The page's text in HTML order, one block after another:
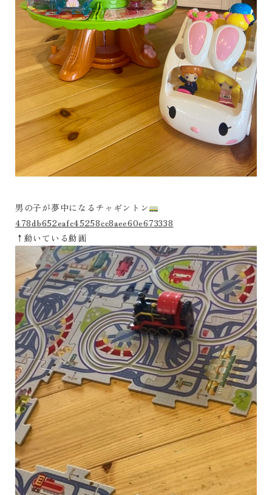
男の子が夢中になるチャギントン
478db652eafc45258cc8aee60e673338
↑動いている動画